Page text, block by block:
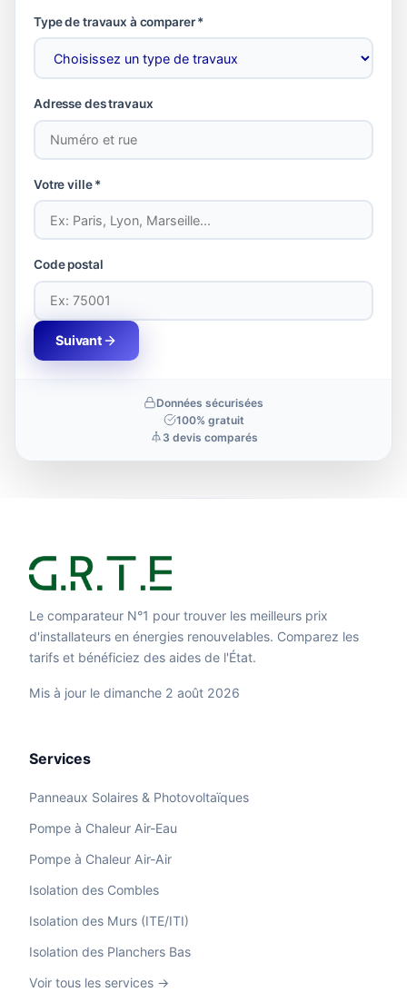
Type de travaux à comparer *
Adresse des travaux
Votre ville *
Code postal
Suivant
Données sécurisées
100% gratuit
3 devis comparés
Le comparateur N°1 pour trouver les meilleurs prix
d'installateurs en énergies renouvelables. Comparez les
tarifs et bénéficiez des aides de l'État.
Mis à jour le dimanche 2 août 2026
Services
Panneaux Solaires & Photovoltaïques
Pompe à Chaleur Air-Eau
Pompe à Chaleur Air-Air
Isolation des Combles
Isolation des Murs (ITE/ITI)
Isolation des Planchers Bas
Voir tous les services →